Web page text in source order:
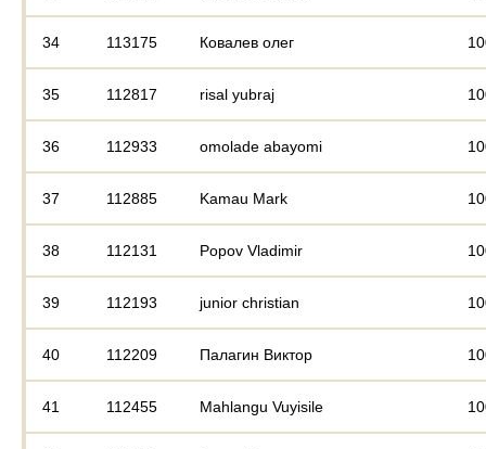
34 113175 Ковалев олег
35 112817 risal yubraj
36 112933 omolade abayomi
37 112885 Kamau Mark
38 112131 Popov Vladimir
39 112193 junior christian
40 112209 Палагин Виктор
41 112455 Mahlangu Vuyisile